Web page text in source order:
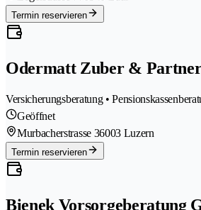
Termin reservieren
Odermatt Zuber &
Versicherungsberatung •
Geöffnet
Murbacherstrasse 36003 Luzern
Termin reservieren
Bienek Vorsorgeberatung